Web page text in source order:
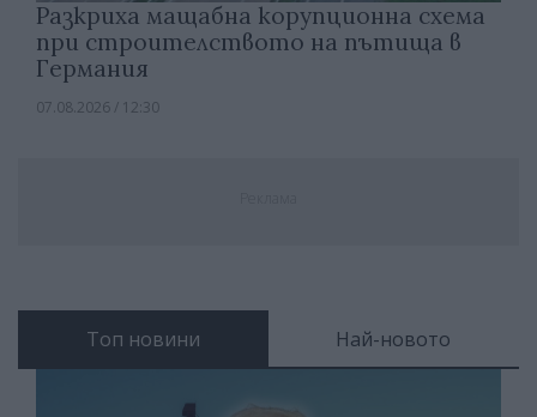
Разкриха мащабна корупционна схема
при строителството на пътища в
Германия
07.08.2026 / 12:30
Топ новини Най-новото